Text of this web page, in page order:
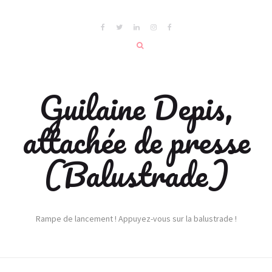
Guilaine Depis,
attachée de presse
(Balustrade)
Rampe de lancement ! Appuyez-vous sur la balustrade !